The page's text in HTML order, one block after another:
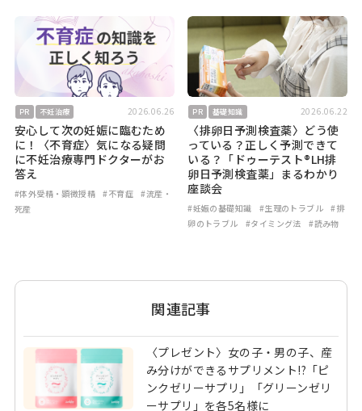
PR 不妊治療 2026.06.26
安心して次の妊娠に臨むため
に！〈不育症〉気になる疑問
に不妊治療専門ドクターがお
答え
#体外受精・顕微授精 #不育症
#流産・
死産
PR 基礎知識 2026.06.22
〈排卵日予測検査薬〉どう使
っている？正しく予測できて
いる？「ドゥーテスト®LH排
卵日予測検査薬」まるわかり
座談会
#妊娠の基礎知識 #生理のトラブル
#排
卵のトラブル
#タイミング法 #読み物
関連記事
〈プレゼント〉女の子・男の子、産
み分けができるサプリメント!?「ピ
ンクゼリーサプリ」「グリーンゼリ
ーサプリ」を各5名様に